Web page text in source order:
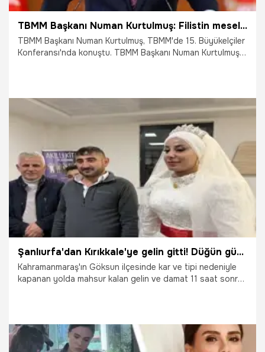
TBMM Başkanı Numan Kurtulmuş: Filistin meselesi milli bir meseledir
TBMM Başkanı Numan Kurtulmuş, TBMM'de 15. Büyükelçiler
Konferansı'nda konuştu. TBMM Başkanı Numan Kurtulmuş,
ifadelerini kullandı.
Gündem
Şanlıurfa'dan Kırıkkale'ye gelin gitti! Düğün günü karda mahsur kaldı
Kahramanmaraş'ın Göksun ilçesinde kar ve tipi nedeniyle
kapanan yolda mahsur kalan gelin ve damat 11 saat sonra